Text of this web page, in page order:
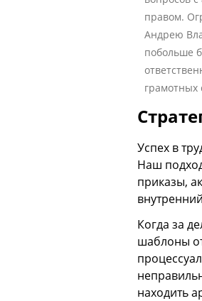
правом.
Андрею
побольше
грамотных
Успех в
Наш
приказы,
Когда за
шаблоны
находить